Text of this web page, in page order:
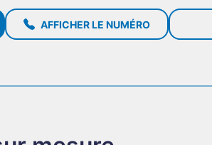
AFFICHER LE NUMÉRO